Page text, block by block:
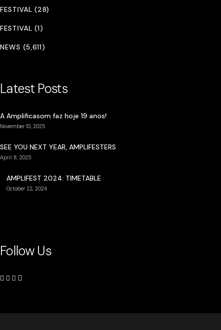
FESTIVAL (28)
FESTIVAL (1)
NEWS (5,611)
Latest Posts
A Amplificasom faz hoje 19 anos!
November 10, 2025
SEE YOU NEXT YEAR, AMPLIFESTERS
April 8, 2025
AMPLIFEST 2024: TIMETABLE
October 22, 2024
Follow Us